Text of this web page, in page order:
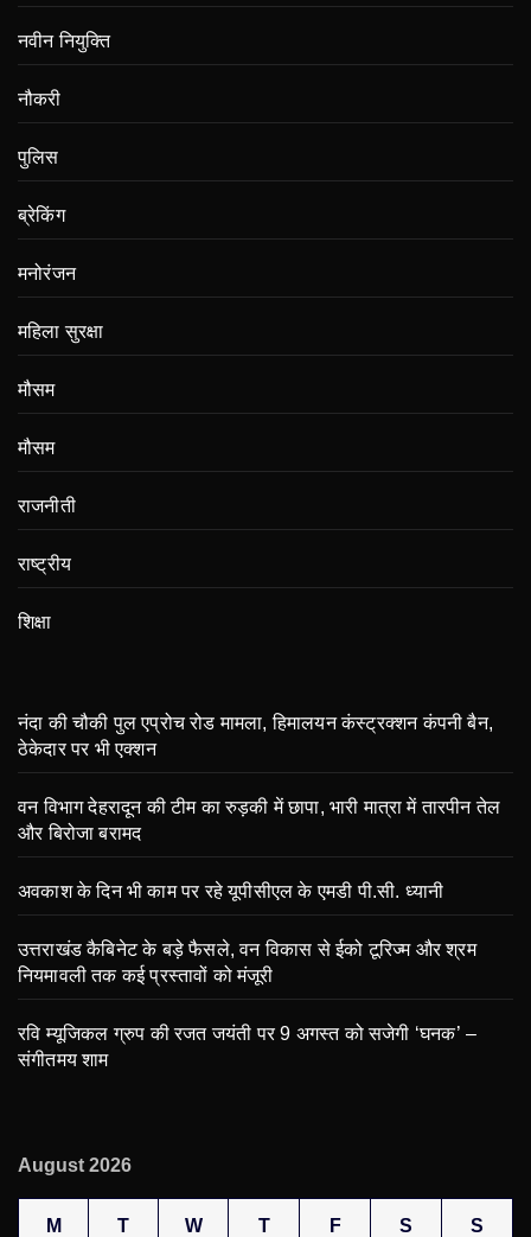
नवीन नियुक्ति
नौकरी
पुलिस
ब्रेकिंग
मनोरंजन
महिला सुरक्षा
मौसम
मौसम
राजनीती
राष्ट्रीय
शिक्षा
नंदा की चौकी पुल एप्रोच रोड मामला, हिमालयन कंस्ट्रक्शन कंपनी बैन,
ठेकेदार पर भी एक्शन
वन विभाग देहरादून की टीम का रुड़की में छापा, भारी मात्रा में तारपीन तेल
और बिरोजा बरामद
अवकाश के दिन भी काम पर रहे यूपीसीएल के एमडी पी.सी. ध्यानी
उत्तराखंड कैबिनेट के बड़े फैसले, वन विकास से ईको टूरिज्म और श्रम
नियमावली तक कई प्रस्तावों को मंजूरी
रवि म्यूजिकल ग्रुप की रजत जयंती पर 9 अगस्त को सजेगी ‘घनक’ –
संगीतमय शाम
August 2026
M T W T F S S